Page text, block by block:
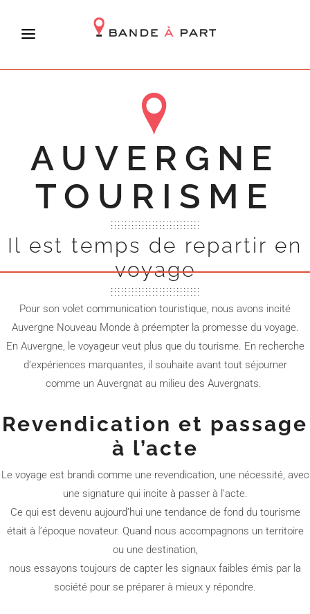
AUVERGNE
TOURISME
Il est temps de repartir en
voyage
Pour son volet communication touristique, nous avons incité
Auvergne Nouveau Monde à préempter la promesse du voyage.
En Auvergne, le voyageur veut plus que du tourisme. En recherche
d’expériences marquantes, il souhaite avant tout séjourner
comme un Auvergnat au milieu des Auvergnats.
Revendication et passage
à l’acte
Le voyage est brandi comme une revendication, une nécessité, avec
une signature qui incite à passer à l’acte.
Ce qui est devenu aujourd’hui une tendance de fond du tourisme
était à l’époque novateur. Quand nous accompagnons un territoire
ou une destination,
nous essayons toujours de capter les signaux faibles émis par la
société pour se préparer à mieux y répondre.